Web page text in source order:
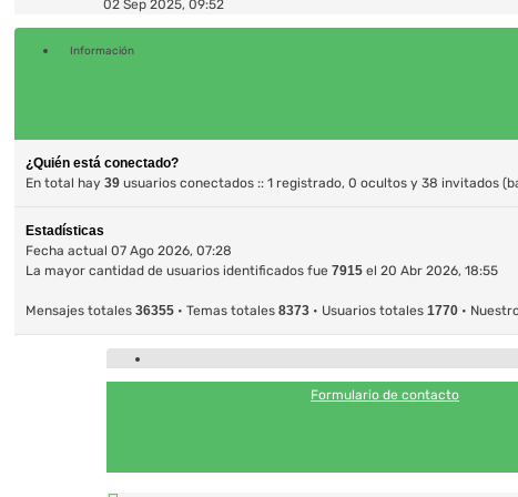
02 Sep 2025, 09:52
Información
¿Quién está conectado?
En total hay 39 usuarios conectados :: 1 registrado, 0 ocultos y 38 invitados
Estadísticas
Fecha actual 07 Ago 2026, 07:28
La mayor cantidad de usuarios identificados fue 7915 el 20 Abr 2026, 18:55
Mensajes totales 36355 • Temas totales 8373 • Usuarios totales 1770 •
Formulario de contacto